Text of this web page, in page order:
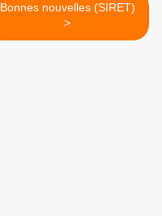
Bonnes nouvelles (SIRET)
>